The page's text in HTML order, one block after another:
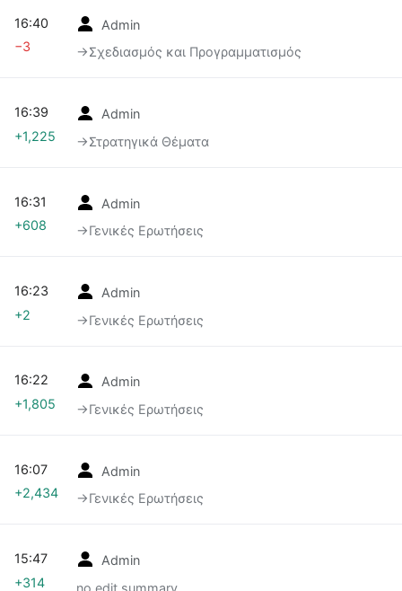
Admin
→‎Σχεδιασμός και Προγραμματισμός
16:40
−3
Admin
→‎Στρατηγικά Θέματα
16:39
+1,225
Admin
→‎Γενικές Ερωτήσεις
16:31
+608
Admin
→‎Γενικές Ερωτήσεις
16:23
+2
Admin
→‎Γενικές Ερωτήσεις
16:22
+1,805
Admin
→‎Γενικές Ερωτήσεις
16:07
+2,434
Admin
no edit summary
15:47
+314